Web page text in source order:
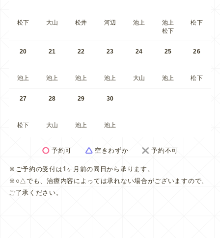
松下 大山 松井 河辺 池上
池上
松下
松下
20
池上
21
池上
22
池上
23
池上
24
大山
25
池上
26
松下
27
松下
28
大山
29
池上
30
池上
予約可 空きわずか 予約不可
※ご予約の受付は1ヶ月前の同日から承ります。
※○△でも、治療内容によっては承れない場合がございますので、
ご了承ください。